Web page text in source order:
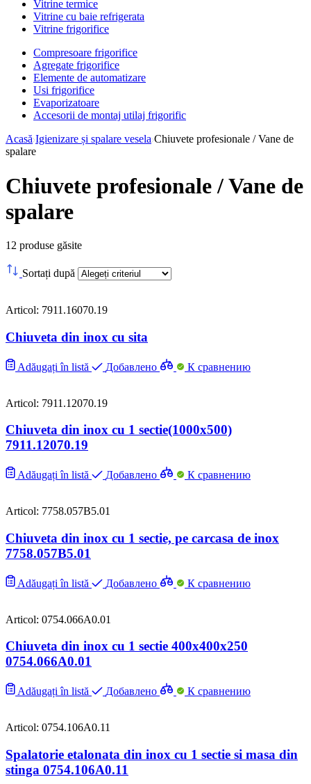
Vitrine termice
Vitrine cu baie refrigerata
Vitrine frigorifice
Compresoare frigorifice
Agregate frigorifice
Elemente de automatizare
Usi frigorifice
Evaporizatoare
Accesorii de montaj utilaj frigorific
Acasă Igienizare și spalare vesela Chiuvete profesionale / Vane de
spalare
Chiuvete profesionale / Vane de
spalare
12 produse găsite
Sortați după
Articol: 7911.16070.19
Chiuveta din inox cu sita
Adăugați în listă Добавлено К сравнению
Articol: 7911.12070.19
Chiuveta din inox cu 1 sectie(1000х500)
7911.12070.19
Adăugați în listă Добавлено К сравнению
Articol: 7758.057B5.01
Chiuveta din inox cu 1 sectie, pe carcasa de inox
7758.057B5.01
Adăugați în listă Добавлено К сравнению
Articol: 0754.066A0.01
Chiuveta din inox cu 1 sectie 400х400х250
0754.066A0.01
Adăugați în listă Добавлено К сравнению
Articol: 0754.106A0.11
Spalatorie etalonata din inox cu 1 sectie si masa din
stinga 0754.106A0.11